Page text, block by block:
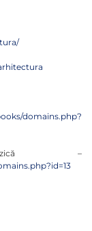
domains.php?
–